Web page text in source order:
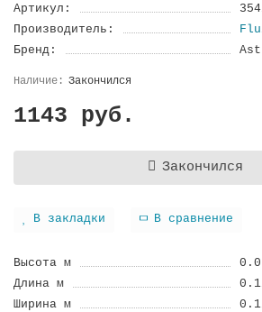
Артикул:
Производитель:
Бренд:
Закончился
1143 руб.
Закончился
В закладки В сравнение
Высота м
Длина м
Ширина м